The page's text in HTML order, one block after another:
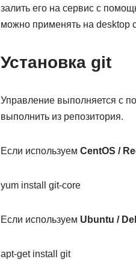
залить его на сервис с
можно применять на desktop
Установка git
Управление выполняется с
выполнить из репозитория.
Если используем CentOS /
yum install git-core
Если используем Ubuntu /
apt-get install git